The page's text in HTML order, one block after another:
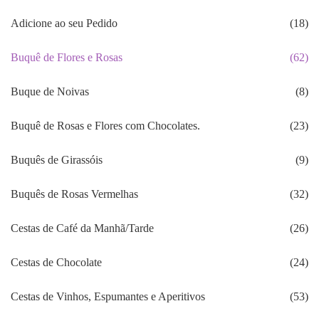
Adicione ao seu Pedido (18)
Buquê de Flores e Rosas (62)
Buque de Noivas (8)
Buquê de Rosas e Flores com Chocolates. (23)
Buquês de Girassóis (9)
Buquês de Rosas Vermelhas (32)
Cestas de Café da Manhã/Tarde (26)
Cestas de Chocolate (24)
Cestas de Vinhos, Espumantes e Aperitivos (53)